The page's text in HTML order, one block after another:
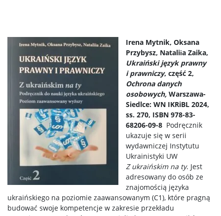
Irena Mytnik, Oksana
Przybysz, Nataliіa Zaika,
Ukraiński język prawny
i prawniczy, część 2,
Ochrona danych
osobowych, Warszawa-
Siedlce: WN IKRiBL 2024,
ss. 270, ISBN 978-83-
68206-09-8 Podręcznik
ukazuje się w serii
wydawniczej Instytutu
Ukrainistyki UW
Z ukraińskim na ty. Jest
adresowany do osób ze
znajomością języka
ukraińskiego na poziomie zaawansowanym (C1), które pragną
budować swoje kompetencje w zakresie przekładu